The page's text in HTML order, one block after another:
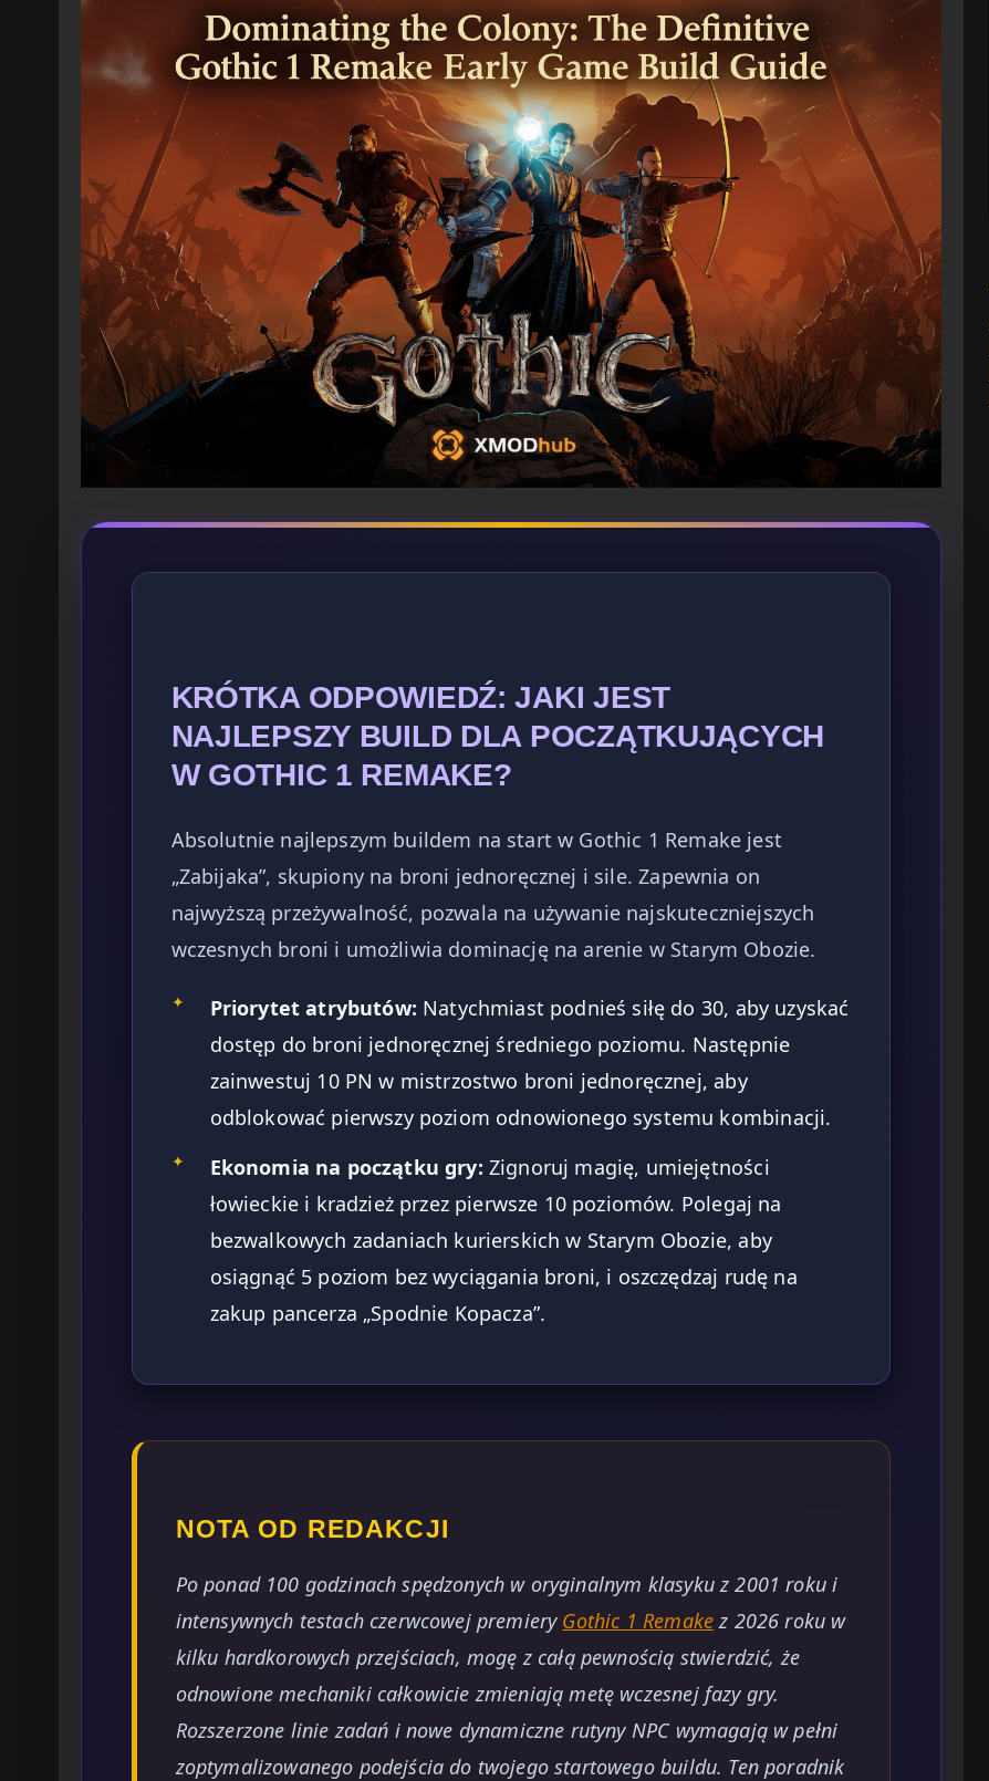
KRÓTKA ODPOWIEDŹ: JAKI JEST
NAJLEPSZY BUILD DLA POCZĄTKUJĄCYCH
W GOTHIC 1 REMAKE?
Absolutnie najlepszym buildem na start w Gothic 1 Remake jest
„Zabijaka”, skupiony na broni jednoręcznej i sile. Zapewnia on
najwyższą przeżywalność, pozwala na używanie najskuteczniejszych
wczesnych broni i umożliwia dominację na arenie w Starym Obozie.
✦ Priorytet atrybutów: Natychmiast podnieś siłę do 30, aby uzyskać
dostęp do broni jednoręcznej średniego poziomu. Następnie
zainwestuj 10 PN w mistrzostwo broni jednoręcznej, aby
odblokować pierwszy poziom odnowionego systemu kombinacji.
✦ Ekonomia na początku gry: Zignoruj magię, umiejętności
łowieckie i kradzież przez pierwsze 10 poziomów. Polegaj na
bezwalkowych zadaniach kurierskich w Starym Obozie, aby
osiągnąć 5 poziom bez wyciągania broni, i oszczędzaj rudę na
zakup pancerza „Spodnie Kopacza”.
NOTA OD REDAKCJI
Po ponad 100 godzinach spędzonych w oryginalnym klasyku z 2001 roku i
intensywnych testach czerwcowej premiery Gothic 1 Remake z 2026 roku w
kilku hardkorowych przejściach, mogę z całą pewnością stwierdzić, że
odnowione mechaniki całkowicie zmieniają metę wczesnej fazy gry.
Rozszerzone linie zadań i nowe dynamiczne rutyny NPC wymagają w pełni
zoptymalizowanego podejścia do twojego startowego buildu. Ten poradnik